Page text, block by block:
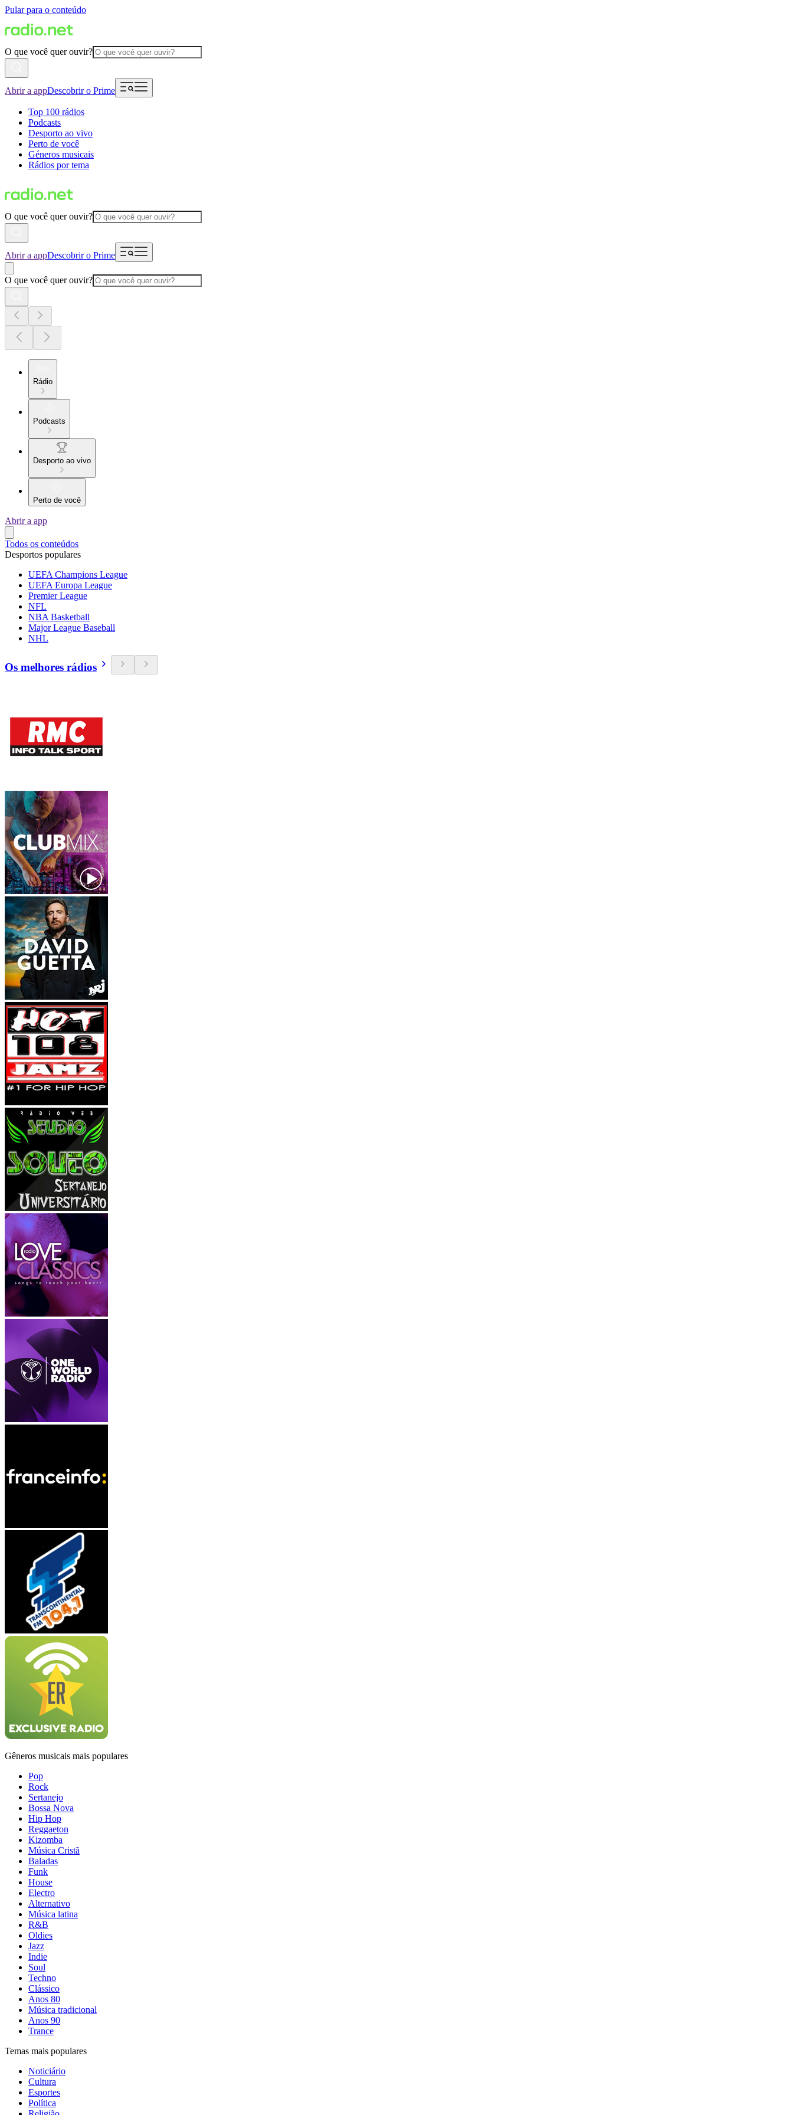
Pular para o conteúdo
O que você quer ouvir?
Abrir a appDescobrir o Prime
Top 100 rádios
Podcasts
Desporto ao vivo
Perto de você
Géneros musicais
Rádios por tema
O que você quer ouvir?
Abrir a appDescobrir o Prime
O que você quer ouvir?
Rádio
Podcasts
Desporto ao vivo
Perto de você
Abrir a app
Todos os conteúdos
Desportos populares
UEFA Champions League
UEFA Europa League
Premier League
NFL
NBA Basketball
Major League Baseball
NHL
Os melhores rádios
Gêneros musicais mais populares
Pop
Rock
Sertanejo
Bossa Nova
Hip Hop
Reggaeton
Kizomba
Música Cristã
Baladas
Funk
House
Electro
Alternativo
Música latina
R&B
Oldies
Jazz
Indie
Soul
Techno
Clássico
Anos 80
Música tradicional
Anos 90
Trance
Temas mais populares
Noticiário
Cultura
Esportes
Política